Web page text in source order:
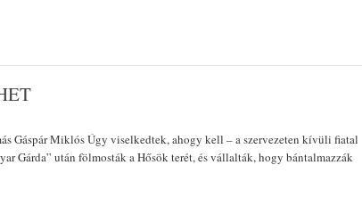
Gáspár Miklós Úgy viselkedtek, ahogy kell – a szervezeten kívüli fiatal
Gárda” után fölmosták a Hősök terét, és vállalták, hogy bántalmazzák